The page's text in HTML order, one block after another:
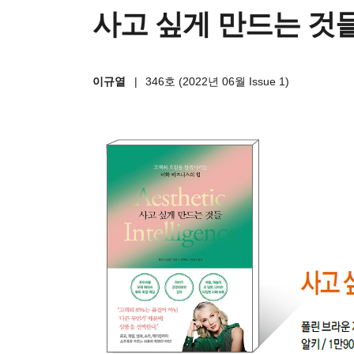
사고 싶게 만드는 것
이규열 | 346호 (2022년 06월 Issue 1)